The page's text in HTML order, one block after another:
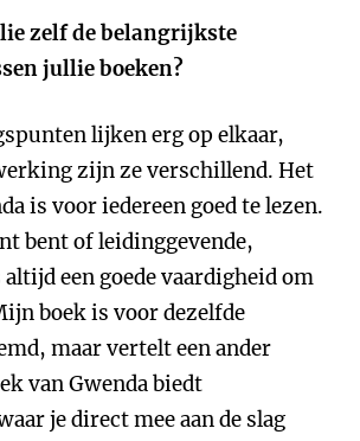
zelf de belangrijkste
jullie boeken?
lijken erg op elkaar,
zijn ze verschillend. Het
is voor iedereen goed te lezen.
bent of leidinggevende,
een goede vaardigheid om
boek is voor dezelfde
maar vertelt een ander
van Gwenda biedt
je direct mee aan de slag